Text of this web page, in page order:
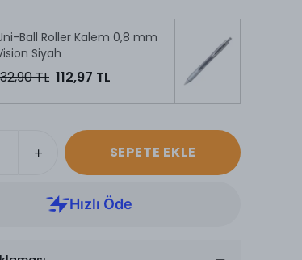
Ball Roller Kalem 0,8 mm
Siyah
TL 112,97 TL
SEPETE EKLE